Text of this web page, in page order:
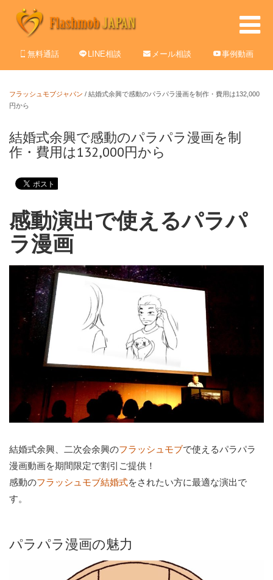
無料通話 LINE相談 メール相談 事例動画
フラッシュモブジャパン / 結婚式余興で感動のパラパラ漫画を制作・費用は132,000
円から
結婚式余興で感動のパラパラ漫画を制
作・費用は132,000円から
感動演出で使えるパラパ
ラ漫画
結婚式余興、二次会余興のフラッシュモブで使えるパラパラ
漫画動画を期間限定で割引ご提供！
感動のフラッシュモブ結婚式をされたい方に最適な演出で
す。
パラパラ漫画の魅力